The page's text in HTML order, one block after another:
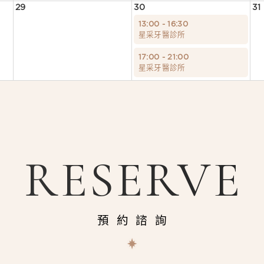
29 30 31
13:00 - 16:30
星采牙醫診所
17:00 - 21:00
星采牙醫診所
RESERVE
預約諮詢